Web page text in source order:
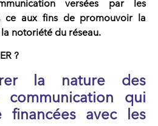
versées par les
ce aux fins de promouvoir la
notoriété du réseau.
?
la nature des
qui
financées avec les